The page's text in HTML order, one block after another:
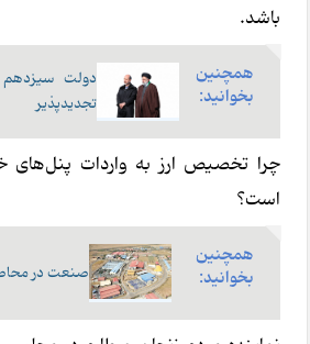
باشد.
همچنین
بخوانید:
دولت سیزدهم
تجدیدپذیر
چرا تخصیص ارز به واردات پنل‌های
است؟
همچنین
بخوانید:
صنعت در